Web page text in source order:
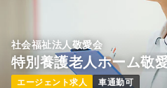
社会福祉法人敬愛会
特別養護老人ホーム敬
エージェント求人 車通勤可